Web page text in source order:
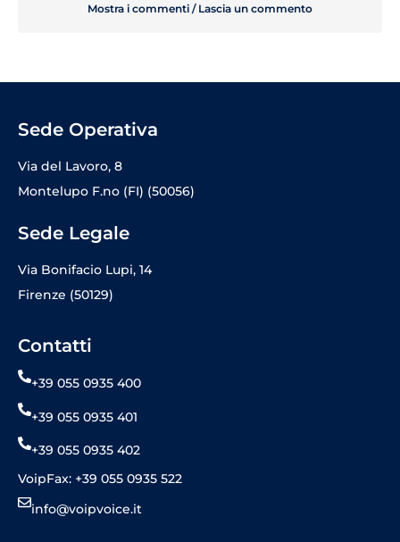
Mostra i commenti / Lascia un commento
Sede Operativa
Via del Lavoro, 8
Montelupo F.no (FI) (50056)
Sede Legale
Via Bonifacio Lupi, 14
Firenze (50129)
Contatti
+39 055 0935 400
+39 055 0935 401
+39 055 0935 402
VoipFax: +39 055 0935 522
info@voipvoice.it